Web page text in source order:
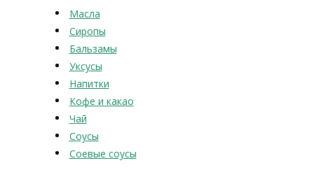
Масла
Сиропы
Бальзамы
Уксусы
Напитки
Кофе и какао
Чай
Соусы
Соевые соусы